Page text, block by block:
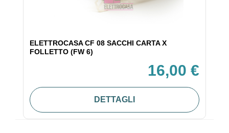
ELETTROCASA CF 08 SACCHI CARTA X
FOLLETTO (FW 6)
16,00 €
DETTAGLI